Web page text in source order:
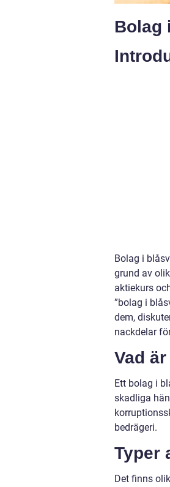
Bolag
Bolag i
grund av
aktiekurs
”bolag i
dem,
nackdelar
Vad
Ett bolag i
skadliga
bedrägeri.
Typer
Det finns